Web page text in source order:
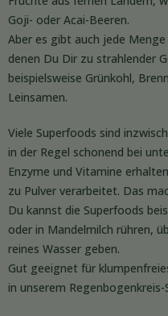
Goji- oder Acai-Beeren.
Aber es gibt auch jede
denen Du Dir zu strahlender
beispielsweise Grünkohl,
Leinsamen.
Viele Superfoods sind
in der Regel schonend bei
Enzyme und Vitamine
zu Pulver verarbeitet. Das
Du kannst die Superfoods
oder in Mandelmilch rühren,
reines Wasser geben.
Gut geeignet für
in unserem